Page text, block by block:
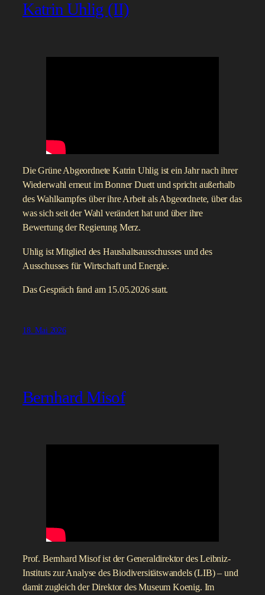
Katrin Uhlig (II)
Die Grüne Abgeordnete Katrin Uhlig ist ein Jahr nach ihrer
Wiederwahl erneut im Bonner Duett und spricht außerhalb
des Wahlkampfes über ihre Arbeit als Abgeordnete, über das
was sich seit der Wahl verändert hat und über ihre
Bewertung der Regierung Merz.
Uhlig ist Mitglied des Haushaltsausschusses und des
Ausschusses für Wirtschaft und Energie.
Das Gespräch fand am 15.05.2026 statt.
18. Mai 2026
Bernhard Misof
Prof. Bernhard Misof ist der Generaldirektor des Leibniz-
Instituts zur Analyse des Biodiversitätswandels (LIB) – und
damit zugleich der Direktor des Museum Koenig. Im